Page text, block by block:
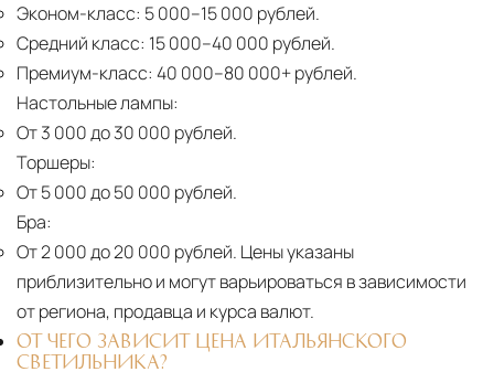
Эконом-класс: 5 000–15 000 рублей.
Средний класс: 15 000–40 000 рублей.
Премиум-класс: 40 000–80 000+ рублей.
Настольные лампы:
От 3 000 до 30 000 рублей.
Торшеры:
От 5 000 до 50 000 рублей.
Бра:
От 2 000 до 20 000 рублей. Цены указаны
приблизительно и могут варьироваться в зависимости
от региона, продавца и курса валют.
ОТ ЧЕГО ЗАВИСИТ ЦЕНА ИТАЛЬЯНСКОГО
СВЕТИЛЬНИКА?